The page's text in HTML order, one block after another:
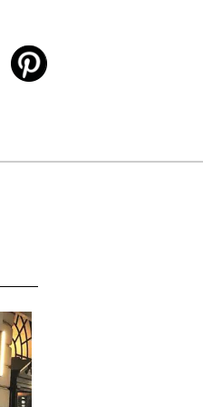
pinterest
tiktok